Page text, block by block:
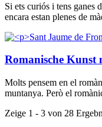
Si ets curiós i tens ganes
encara estan plenes de
Romanische
Molts pensem en el
muntanya. Però el
Zeige 1 - 3 von 28